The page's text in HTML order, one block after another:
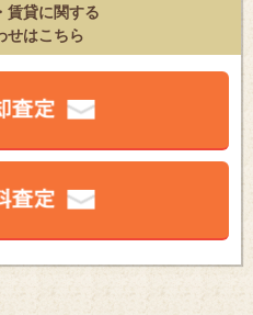
賃貸に関する
せはこちら